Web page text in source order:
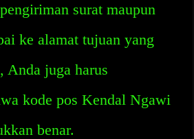
surat maupun
ke alamat tujuan yang
Anda juga harus
kode pos Kendal Ngawi
benar.